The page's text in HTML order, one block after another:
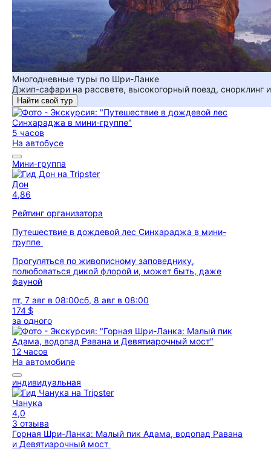
Многодневные туры по Шри-Ланке
Джип-сафари на рассвете, высокогорный поезд, снорклинг
Найти свой тур
5 часов
На автобусе
Мини-группа
Дон
4,86
Рейтинг организатора
Путешествие в дождевой лес Синхараджа в мини-
группе
Прогуляться по живописному заповеднику,
полюбоваться дикой флорой и, может быть, даже
фауной
пт, 7 авг в 08:00сб, 8 авг в 08:00
174 $
за одного
12 часов
На автомобиле
индивидуальная
Чанука
4,0
3 отзыва
Горная Шри-Ланка: Малый пик Адама, водопад Равана
и Девятиарочный мост